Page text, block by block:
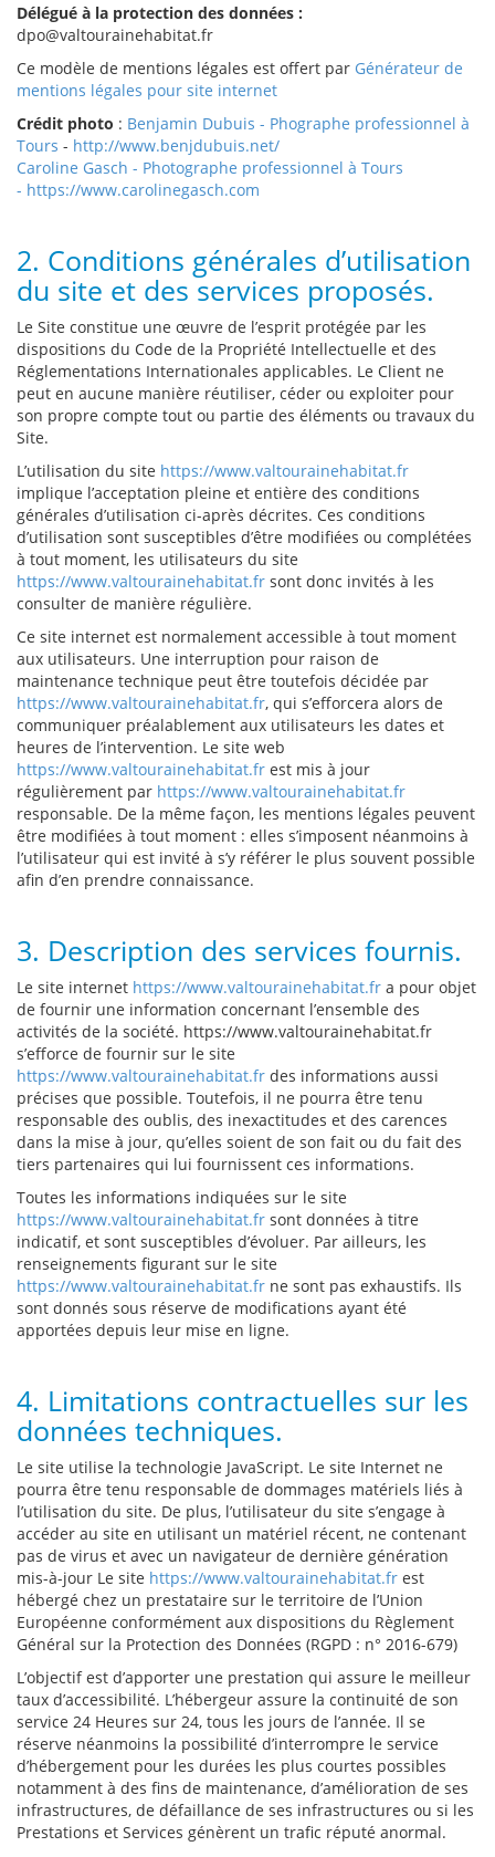
Délégué à la protection des données :
dpo@valtourainehabitat.fr
Ce modèle de mentions légales est offert par Générateur de
mentions légales pour site internet
Crédit photo : Benjamin Dubuis - Phographe professionnel à
Tours - http://www.benjdubuis.net/
Caroline Gasch - Photographe professionnel à Tours
- https://www.carolinegasch.com
2. Conditions générales d’utilisation
du site et des services proposés.
Le Site constitue une œuvre de l’esprit protégée par les
dispositions du Code de la Propriété Intellectuelle et des
Réglementations Internationales applicables. Le Client ne
peut en aucune manière réutiliser, céder ou exploiter pour
son propre compte tout ou partie des éléments ou travaux du
Site.
L’utilisation du site https://www.valtourainehabitat.fr
implique l’acceptation pleine et entière des conditions
générales d’utilisation ci-après décrites. Ces conditions
d’utilisation sont susceptibles d’être modifiées ou complétées
à tout moment, les utilisateurs du site
https://www.valtourainehabitat.fr sont donc invités à les
consulter de manière régulière.
Ce site internet est normalement accessible à tout moment
aux utilisateurs. Une interruption pour raison de
maintenance technique peut être toutefois décidée par
https://www.valtourainehabitat.fr, qui s’efforcera alors de
communiquer préalablement aux utilisateurs les dates et
heures de l’intervention. Le site web
https://www.valtourainehabitat.fr est mis à jour
régulièrement par https://www.valtourainehabitat.fr
responsable. De la même façon, les mentions légales peuvent
être modifiées à tout moment : elles s’imposent néanmoins à
l’utilisateur qui est invité à s’y référer le plus souvent possible
afin d’en prendre connaissance.
3. Description des services fournis.
Le site internet https://www.valtourainehabitat.fr a pour objet
de fournir une information concernant l’ensemble des
activités de la société. https://www.valtourainehabitat.fr
s’efforce de fournir sur le site
https://www.valtourainehabitat.fr des informations aussi
précises que possible. Toutefois, il ne pourra être tenu
responsable des oublis, des inexactitudes et des carences
dans la mise à jour, qu’elles soient de son fait ou du fait des
tiers partenaires qui lui fournissent ces informations.
Toutes les informations indiquées sur le site
https://www.valtourainehabitat.fr sont données à titre
indicatif, et sont susceptibles d’évoluer. Par ailleurs, les
renseignements figurant sur le site
https://www.valtourainehabitat.fr ne sont pas exhaustifs. Ils
sont donnés sous réserve de modifications ayant été
apportées depuis leur mise en ligne.
4. Limitations contractuelles sur les
données techniques.
Le site utilise la technologie JavaScript. Le site Internet ne
pourra être tenu responsable de dommages matériels liés à
l’utilisation du site. De plus, l’utilisateur du site s’engage à
accéder au site en utilisant un matériel récent, ne contenant
pas de virus et avec un navigateur de dernière génération
mis-à-jour Le site https://www.valtourainehabitat.fr est
hébergé chez un prestataire sur le territoire de l’Union
Européenne conformément aux dispositions du Règlement
Général sur la Protection des Données (RGPD : n° 2016-679)
L’objectif est d’apporter une prestation qui assure le meilleur
taux d’accessibilité. L’hébergeur assure la continuité de son
service 24 Heures sur 24, tous les jours de l’année. Il se
réserve néanmoins la possibilité d’interrompre le service
d’hébergement pour les durées les plus courtes possibles
notamment à des fins de maintenance, d’amélioration de ses
infrastructures, de défaillance de ses infrastructures ou si les
Prestations et Services génèrent un trafic réputé anormal.